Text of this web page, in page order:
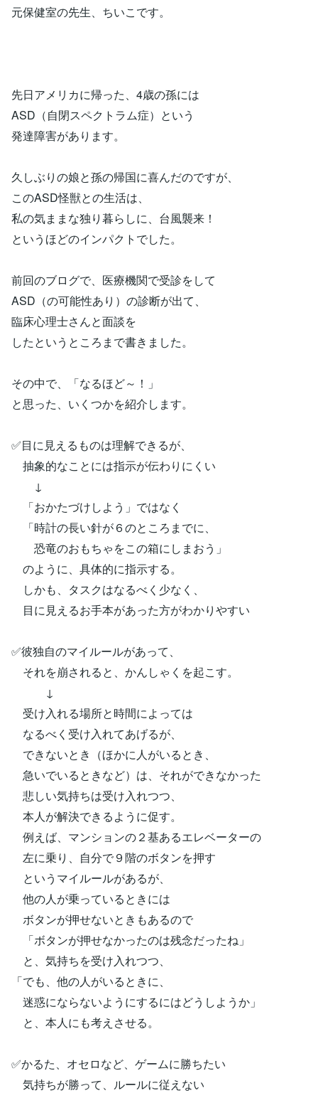
元保健室の先生、ちいこです。
先日アメリカに帰った、4歳の孫には
ASD（自閉スペクトラム症）という
発達障害があります。
久しぶりの娘と孫の帰国に喜んだのですが、
このASD怪獣との生活は、
私の気ままな独り暮らしに、台風襲来！
というほどのインパクトでした。
前回のブログで、医療機関で受診をして
ASD（の可能性あり）の診断が出て、
臨床心理士さんと面談を
したというところまで書きました。
その中で、「なるほど～！」
と思った、いくつかを紹介します。
✅目に見えるものは理解できるが、
抽象的なことには指示が伝わりにくい
↓
「おかたづけしよう」ではなく
「時計の長い針が６のところまでに、
恐竜のおもちゃをこの箱にしまおう」
のように、具体的に指示する。
しかも、タスクはなるべく少なく、
目に見えるお手本があった方がわかりやすい
✅彼独自のマイルールがあって、
それを崩されると、かんしゃくを起こす。
↓
受け入れる場所と時間によっては
なるべく受け入れてあげるが、
できないとき（ほかに人がいるとき、
急いでいるときなど）は、それができなかった
悲しい気持ちは受け入れつつ、
本人が解決できるように促す。
例えば、マンションの２基あるエレベーターの
左に乗り、自分で９階のボタンを押す
というマイルールがあるが、
他の人が乗っているときには
ボタンが押せないときもあるので
「ボタンが押せなかったのは残念だったね」
と、気持ちを受け入れつつ、
「でも、他の人がいるときに、
迷惑にならないようにするにはどうしようか」
と、本人にも考えさせる。
✅かるた、オセロなど、ゲームに勝ちたい
気持ちが勝って、ルールに従えない